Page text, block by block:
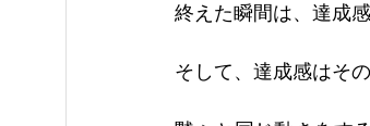
終えた瞬間は、達成
そして、達成感はそ